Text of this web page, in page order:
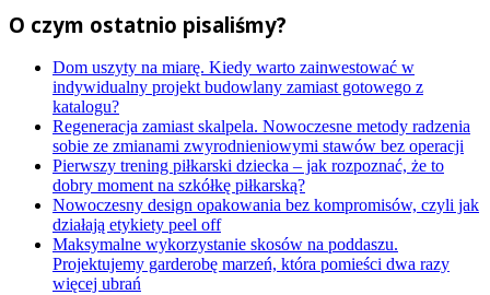
O czym ostatnio pisaliśmy?
Dom uszyty na miarę. Kiedy warto zainwestować w
indywidualny projekt budowlany zamiast gotowego z
katalogu?
Regeneracja zamiast skalpela. Nowoczesne metody radzenia
sobie ze zmianami zwyrodnieniowymi stawów bez operacji
Pierwszy trening piłkarski dziecka – jak rozpoznać, że to
dobry moment na szkółkę piłkarską?
Nowoczesny design opakowania bez kompromisów, czyli jak
działają etykiety peel off
Maksymalne wykorzystanie skosów na poddaszu.
Projektujemy garderobę marzeń, która pomieści dwa razy
więcej ubrań